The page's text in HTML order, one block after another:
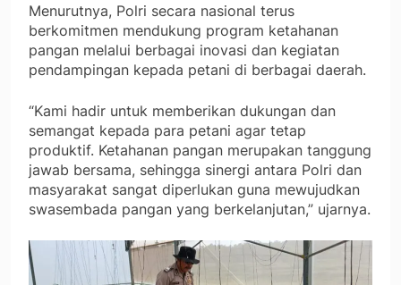
Menurutnya, Polri secara nasional terus
berkomitmen mendukung program ketahanan
pangan melalui berbagai inovasi dan kegiatan
pendampingan kepada petani di berbagai daerah.
“Kami hadir untuk memberikan dukungan dan
semangat kepada para petani agar tetap
produktif. Ketahanan pangan merupakan tanggung
jawab bersama, sehingga sinergi antara Polri dan
masyarakat sangat diperlukan guna mewujudkan
swasembada pangan yang berkelanjutan,” ujarnya.